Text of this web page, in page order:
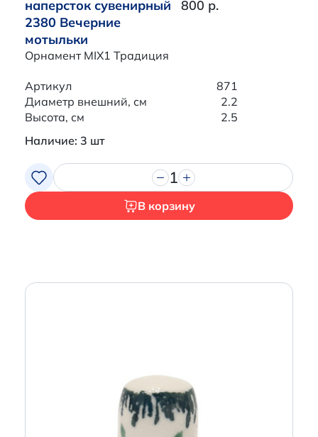
наперсток сувенирный
2380 Вечерние
мотыльки
Орнамент MIX1 Традиция
800 р.
Артикул
871
Диаметр внешний, см
2.2
Высота, см
2.5
Наличие: 3 шт
1
В корзину